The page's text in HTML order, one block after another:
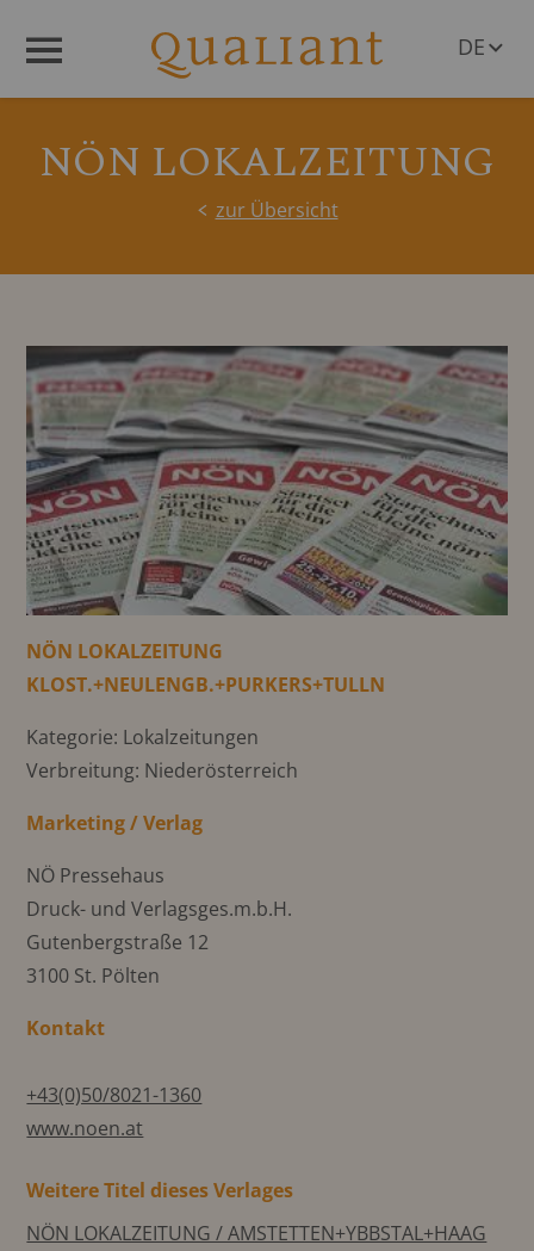
DE
NÖN LOKALZEITUNG
zur Übersicht
NÖN LOKALZEITUNG
KLOST.+NEULENGB.+PURKERS+TULLN
Kategorie: Lokalzeitungen
Verbreitung: Niederösterreich
Marketing / Verlag
NÖ Pressehaus
Druck- und Verlagsges.m.b.H.
Gutenbergstraße 12
3100 St. Pölten
Kontakt
+43(0)50/8021-1360
www.noen.at
Weitere Titel dieses Verlages
NÖN LOKALZEITUNG / AMSTETTEN+YBBSTAL+HAAG